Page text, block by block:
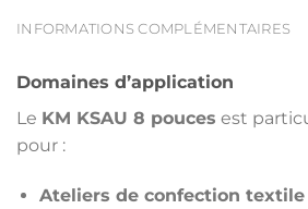
INFORMATIONS COMPLÉMENTAIRES
Domaines d’application
Le KM KSAU 8 pouces est
pour :
Ateliers de confection textile